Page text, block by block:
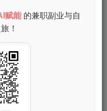
成指定操作获取报酬。
赋能 的兼职副业与自
！